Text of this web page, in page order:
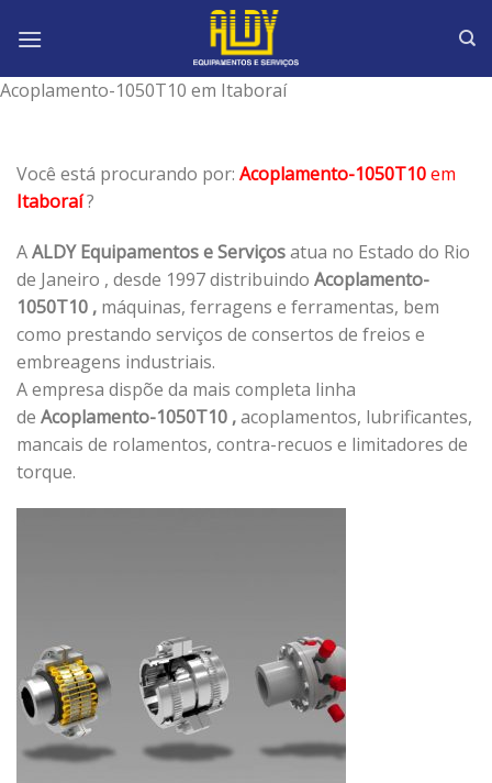
Acoplamento-1050T10 em Itaboraí
Você está procurando por: Acoplamento-1050T10em
Itaboraí?
AALDY Equipamentos e Serviçosatua no Estado do Rio
de Janeiro , desde 1997 distribuindo Acoplamento-
1050T10 , máquinas, ferragens e ferramentas, bem
como prestando serviços de consertos de freios e
embreagens industriais.
A empresa dispõe da mais completa linha
de Acoplamento-1050T10 ,acoplamentos, lubrificantes,
mancais de rolamentos, contra-recuos e limitadores de
torque.